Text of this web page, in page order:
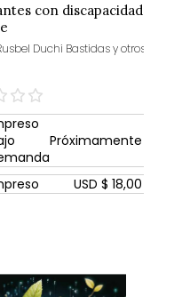
con discapacidad
Duchi Bastidas y otros
Próximamente
USD $ 18,00